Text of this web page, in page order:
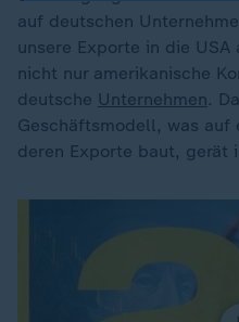
auf deutschen
unsere Exporte in die USA
nicht nur amerikanische
deutsche Unternehmen.
Geschäftsmodell, was auf
deren Exporte baut, gerät